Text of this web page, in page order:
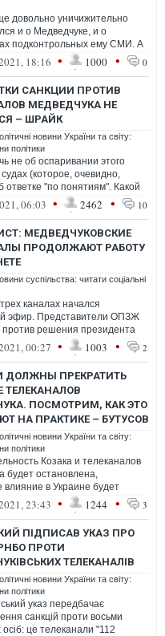
довольно уничижительно
и о Медведчуке, и о
подконтрольных ему СМИ. А
то произошло, Шария стали
18:16 • 1000 • 0
САНКЦИИ ПРОТИВ
МЕДВЕДЧУКА НЕ
– ШРАЙК
новини України та світу:
політики
не об оспаривании этого
(которое, очевидно,
ответке "по понятиям". Какой
можно только гадать
06:03 • 2462 • 10
МЕДВЕДЧУКОВСКИЕ
ПРОДОЛЖАЮТ РАБОТУ
суспільства: читати соціальні
каналах начался
эфир. Представители ОПЗЖ
против решения президента
пропагандист
00:27 • 1003 • 2
ДОЛЖНЫ ПРЕКРАТИТЬ
ТЕЛЕКАНАЛОВ
ПОСМОТРИМ, КАК ЭТО
НА ПРАКТИКЕ – БУТУСОВ
новини України та світу:
політики
Козака и телеканалов
будет остановлена,
влияние в Украине будет
информационного поля
23:43 • 1244 • 3
ПІДПИСАВ УКАЗ ПРО
ПРОТИ
ТЕЛЕКАНАЛІВ
новини України та світу:
політики
указ передбачає
санкцій проти восьми
це телеканали "112